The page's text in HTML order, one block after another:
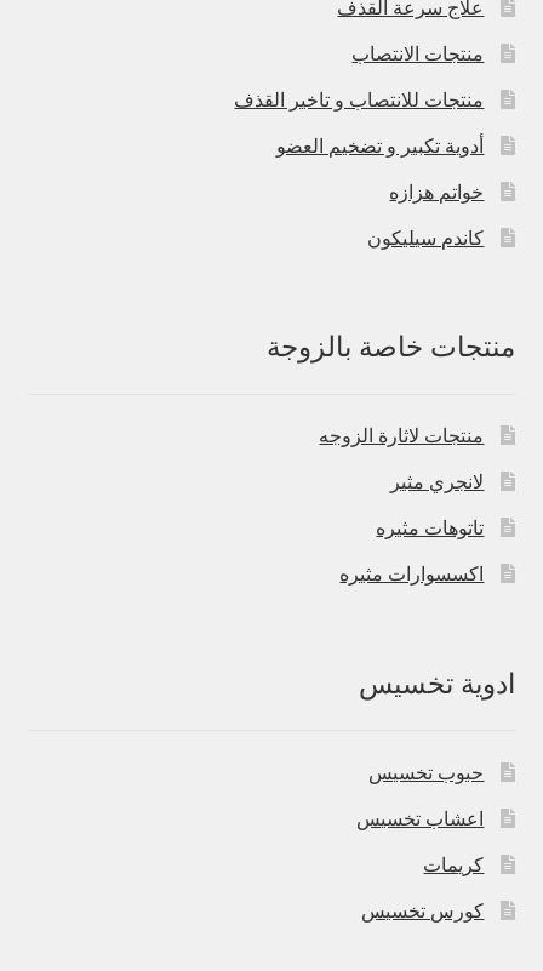
علاج سرعة القذف
منتجات الانتصاب
منتجات للانتصاب و تاخير القذف
أدوية تكبير و تضخيم العضو
خواتم هزازه
كاندم سيليكون
منتجات خاصة بالزوجة
منتجات لاثارة الزوجه
لانجري مثير
تاتوهات مثيره
اكسسوارات مثيره
ادوية تخسيس
حبوب تخسيس
اعشاب تخسيس
كريمات
كورس تخسيس